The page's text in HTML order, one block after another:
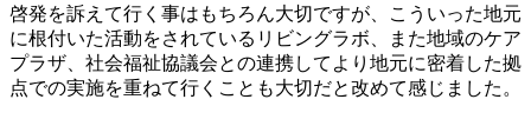
啓発を訴えて行く事はもちろん大切ですが、こういった地元
に根付いた活動をされているリビングラボ、また地域のケア
プラザ、社会福祉協議会との連携してより地元に密着した拠
点での実施を重ねて行くことも大切だと改めて感じました。